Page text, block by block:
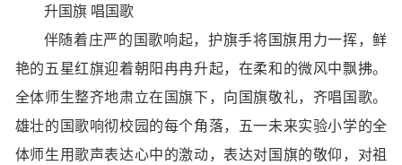
升国旗 唱国歌
伴随着庄严的国歌响起，护旗手将国旗用力一挥，鲜
艳的五星红旗迎着朝阳冉冉升起，在柔和的微风中飘拂。
全体师生整齐地肃立在国旗下，向国旗敬礼，齐唱国歌。
雄壮的国歌响彻校园的每个角落，五一未来实验小学的全
体师生用歌声表达心中的激动，表达对国旗的敬仰，对祖